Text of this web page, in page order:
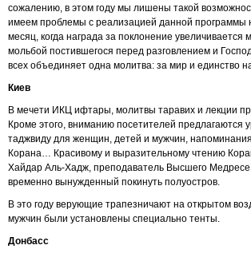
сожалению, в этом году мы лишены такой
имеем проблемы с реализацией данной программы
месяц, когда награда за поклонение увеличивается
мольбой постившегося перед разговлением и
всех объединяет одна молитва: за мир и единство
Киев
В мечети ИКЦ ифтары, молитвы таравих и лекции
Кроме этого, вниманию посетителей предлагаются
таджвиду для женщин, детей и мужчин,
Корана… Красивому и выразительному чтению
Хайдар Аль-Хадж, преподаватель Высшего
временно вынужденный покинуть полуостров.
В это году верующие трапезничают на открытом
мужчин были установлены специально тенты.
Донбасс